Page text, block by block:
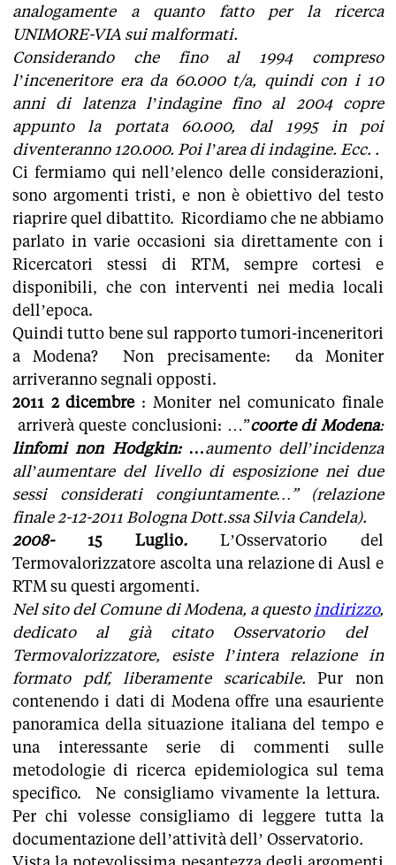
analogamente a quanto fatto per la ricerca
UNIMORE-VIA sui malformati.
Considerando che fino al 1994 compreso
l’inceneritore era da 60.000 t/a, quindi con i 10
anni di latenza l’indagine fino al 2004 copre
appunto la portata 60.000, dal 1995 in poi
diventeranno 120.000. Poi l’area di indagine. Ecc. .
Ci fermiamo qui nell’elenco delle considerazioni,
sono argomenti tristi, e non è obiettivo del testo
riaprire quel dibattito. Ricordiamo che ne abbiamo
parlato in varie occasioni sia direttamente con i
Ricercatori stessi di RTM, sempre cortesi e
disponibili, che con interventi nei media locali
dell’epoca.
Quindi tutto bene sul rapporto tumori-inceneritori
a Modena? Non precisamente: da Moniter
arriveranno segnali opposti.
2011 2 dicembre: Moniter nel comunicato finale
arriverà queste conclusioni: …”coorte di Modena:
linfomi non Hodgkin: …aumento dell’incidenza
all’aumentare del livello di esposizione nei due
sessi considerati congiuntamente…” (relazione
finale 2-12-2011 Bologna Dott.ssa Silvia Candela).
2008- 15 Luglio.L’Osservatorio del
Termovalorizzatore ascolta una relazione di Ausl e
RTM su questi argomenti.
Nel sito del Comune di Modena, a questo indirizzo,
dedicato al già citato Osservatorio del
Termovalorizzatore, esiste l’intera relazione in
formato pdf, liberamente scaricabile.Pur non
contenendo i dati di Modena offre una esauriente
panoramica della situazione italiana del tempo e
una interessante serie di commenti sulle
metodologie di ricerca epidemiologica sul tema
specifico. Ne consigliamo vivamente la lettura.
Per chi volesse consigliamo di leggere tutta la
documentazione dell’attività dell’ Osservatorio.